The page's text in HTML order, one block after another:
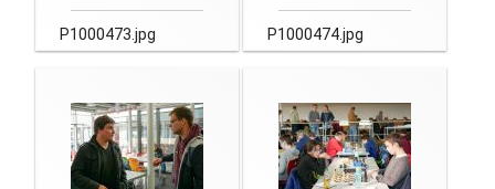
P1000473.jpg P1000474.jpg